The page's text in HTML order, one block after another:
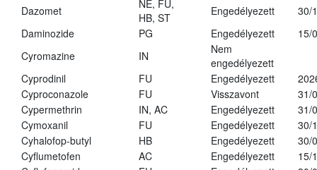
Dazomet
NE, FU,
HB, ST
Engedélyezett
30/
Daminozide
PG Engedélyezett
15/
Cyromazine
IN
Nem
engedélyezett
Cyprodinil
FU Engedélyezett
Cyproconazole
FU Visszavont
31/
Cypermethrin
IN, AC Engedélyezett
31/
Cymoxanil
FU Engedélyezett
30/
Cyhalofop-butyl
HB Engedélyezett
30/
Cyflumetofen
AC Engedélyezett
15/